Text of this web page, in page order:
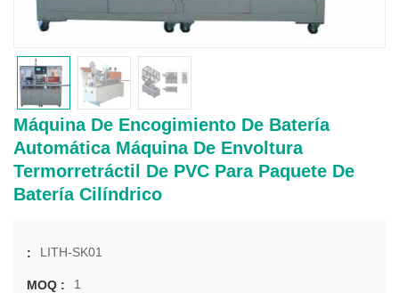
Máquina De Encogimiento De Batería
Automática Máquina De Envoltura
Termorretráctil De PVC Para Paquete De
Batería Cilíndrico
: LITH-SK01
MOQ : 1